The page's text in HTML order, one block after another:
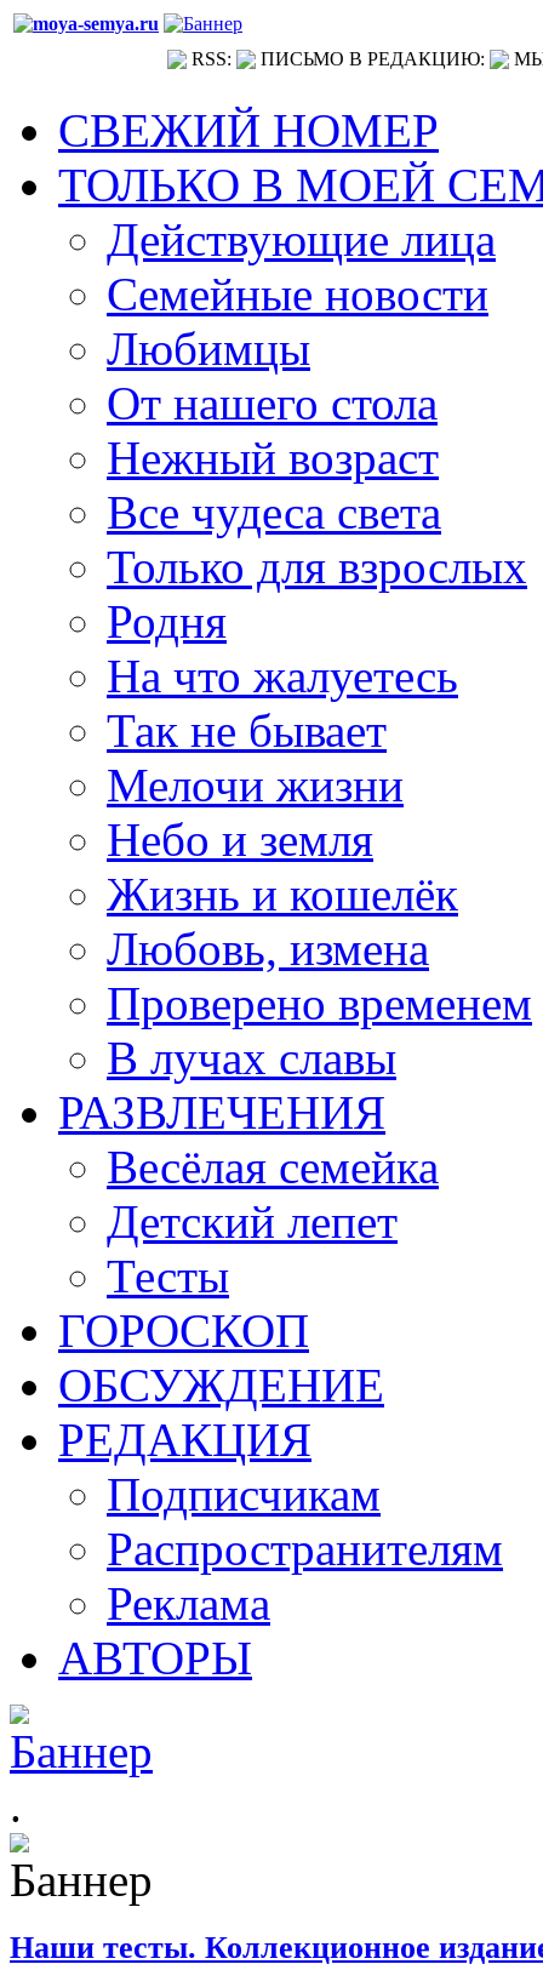
RSS: ПИСЬМО В РЕДАКЦИЮ:
СВЕЖИЙ НОМЕР
ТОЛЬКО В МОЕЙ
Действующие лица
Семейные новости
Любимцы
От нашего стола
Нежный возраст
Все чудеса света
Только для взрослых
Родня
На что жалуетесь
Так не бывает
Мелочи жизни
Небо и земля
Жизнь и кошелёк
Любовь, измена
Проверено временем
В лучах славы
РАЗВЛЕЧЕНИЯ
Весёлая семейка
Детский лепет
Тесты
ГОРОСКОП
ОБСУЖДЕНИЕ
РЕДАКЦИЯ
Подписчикам
Распространителям
Реклама
АВТОРЫ
.
Наши тесты. Коллекционное